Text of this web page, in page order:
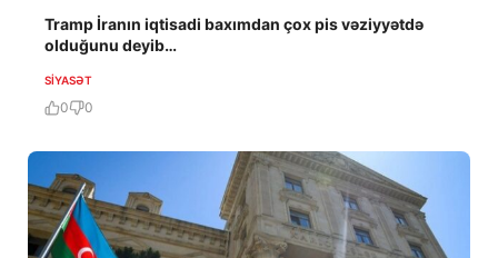
Tramp İranın iqtisadi baxımdan çox pis vəziyyətdə
olduğunu deyib…
SIYASƏT
0 0